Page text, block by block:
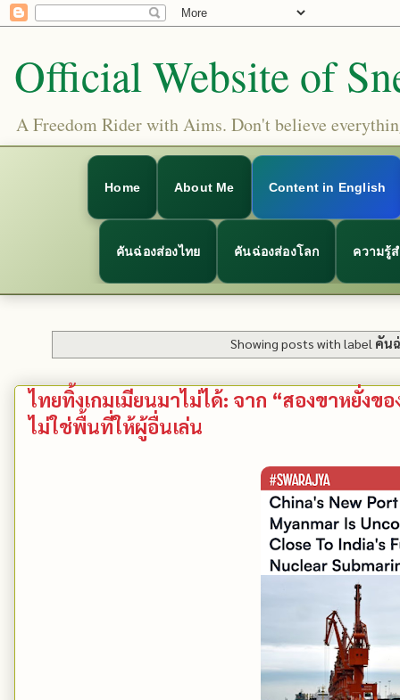
Official Website of
A Freedom Rider with Aims. Don't believe
Home About Me Content in English
คันฉ่องส่องไทย คันฉ่องส่องโลก ความรู้
Showing posts with label คัน
ไทยทิ้งเกมเมียนมาไม่ได้: จาก “สองขาหยั่ง
ไม่ใช่พื้นที่ให้ผู้อื่นเล่น